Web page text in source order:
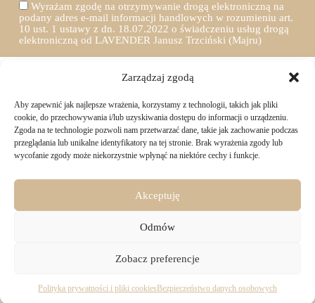
Zarządzaj zgodą
Aby zapewnić jak najlepsze wrażenia, korzystamy z technologii, takich jak pliki
cookie, do przechowywania i/lub uzyskiwania dostępu do informacji o urządzeniu.
Zgoda na te technologie pozwoli nam przetwarzać dane, takie jak zachowanie podczas
przeglądania lub unikalne identyfikatory na tej stronie. Brak wyrażenia zgody lub
wycofanie zgody może niekorzystnie wpłynąć na niektóre cechy i funkcje.
Akceptuję
Odmów
Zobacz preferencje
Polityka prywatności i pliki cookiesBezpieczeństwo danych osobowych
Wyrażam zgodę na otrzymywanie drogą elektroniczną na
podany adres e-mail informacji handlowych w rozumieniu art.
10 ust. 1 ustawy z dn. 18.07.2022 o świadczeniu usług drogą
elektroniczną od LAVENDER Janusz Trzciński (Majru)
TWOJE ZAKUPY
Logowanie i rejestracja
Jak złożyć zamówienie
Formy płatności
14 dni na zwrot zakupów
INFORMACJE PRAWNE
Regulamin sklepu
Materiały do pobrania
KONTAKT
biuro@majru.com
Pracujemy od 9:00 do 16:00 w dni robocze.
Copyright © 2026 - Majru